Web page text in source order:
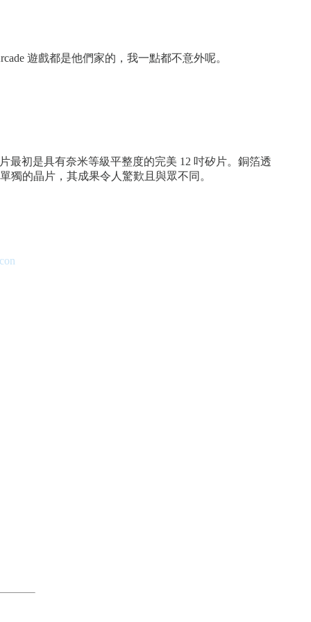
遊戲都是他們家的，我一點都不意外呢。
最初是具有奈米等級平整度的完美 12 吋矽片。銅箔透
獨的晶片，其成果令人驚歎且與眾不同。